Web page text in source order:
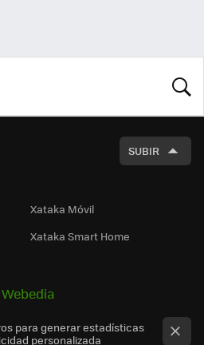
SUBIR
Xataka Móvil
Xataka Smart Home
para generar estadísticas
personalizada